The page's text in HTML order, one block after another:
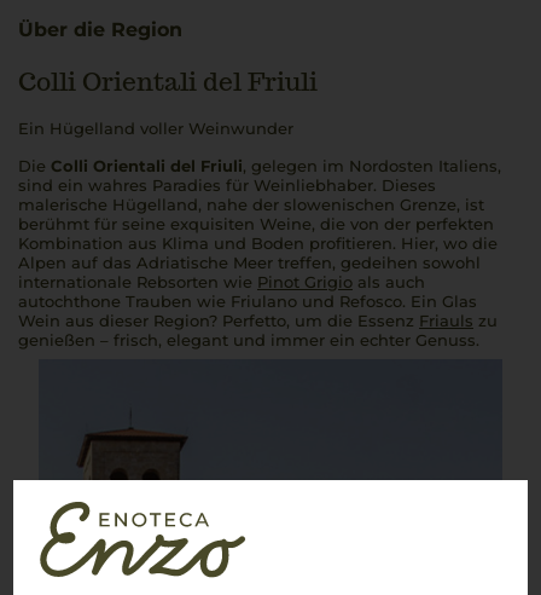
Über die Region
Colli Orientali del Friuli
Ein Hügelland voller Weinwunder
Die Colli Orientali del Friuli, gelegen im Nordosten Italiens,
sind ein wahres Paradies für Weinliebhaber. Dieses
malerische Hügelland, nahe der slowenischen Grenze, ist
berühmt für seine exquisiten Weine, die von der perfekten
Kombination aus Klima und Boden profitieren. Hier, wo die
Alpen auf das Adriatische Meer treffen, gedeihen sowohl
internationale Rebsorten wie Pinot Grigio als auch
autochthone Trauben wie Friulano und Refosco. Ein Glas
Wein aus dieser Region? Perfetto, um die Essenz Friauls zu
genießen – frisch, elegant und immer ein echter Genuss.